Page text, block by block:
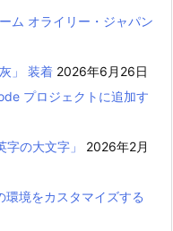
ム オライリー・ジャパン
」 装着 2026年6月26日
プロジェクトに追加す
の大文字」
2026年2月
境をカスタマイズする